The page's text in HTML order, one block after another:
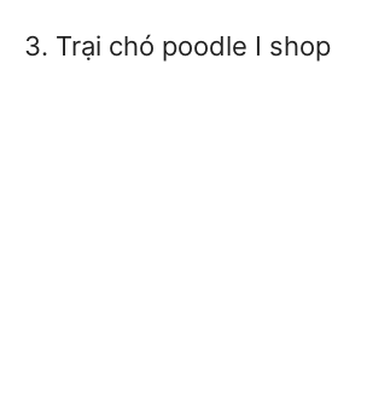
3. Trại chó poodle I shop